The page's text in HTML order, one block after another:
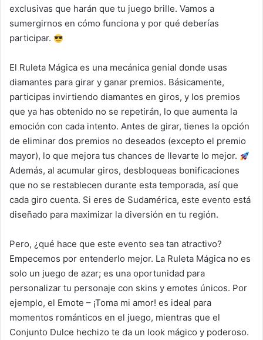
exclusivas que harán que tu juego brille. Vamos a
sumergirnos en cómo funciona y por qué deberías
participar.
El Ruleta Mágica es una mecánica genial donde usas
diamantes para girar y ganar premios. Básicamente,
participas invirtiendo diamantes en giros, y los premios
que ya has obtenido no se repetirán, lo que aumenta la
emoción con cada intento. Antes de girar, tienes la opción
de eliminar dos premios no deseados (excepto el premio
mayor), lo que mejora tus chances de llevarte lo mejor.
Además, al acumular giros, desbloqueas bonificaciones
que no se restablecen durante esta temporada, así que
cada giro cuenta. Si eres de Sudamérica, este evento está
diseñado para maximizar la diversión en tu región.
Pero, ¿qué hace que este evento sea tan atractivo?
Empecemos por entenderlo mejor. La Ruleta Mágica no es
solo un juego de azar; es una oportunidad para
personalizar tu personaje con skins y emotes únicos. Por
ejemplo, el Emote – ¡Toma mi amor! es ideal para
momentos románticos en el juego, mientras que el
Conjunto Dulce hechizo te da un look mágico y poderoso.